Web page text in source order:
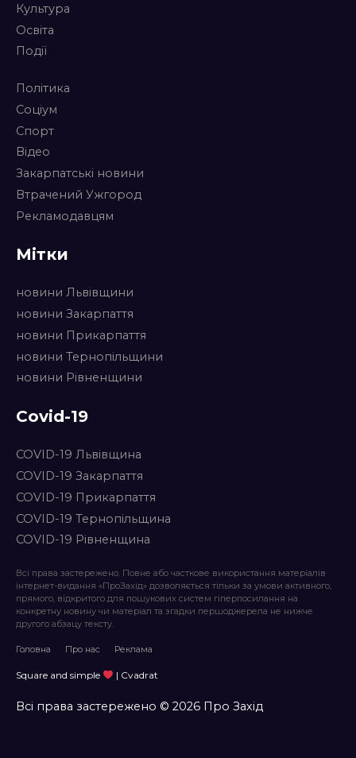
Культура
Освіта
Події
Політика
Соціум
Спорт
Відео
Закарпатські новини
Втрачений Ужгород
Рекламодавцям
Мітки
новини Львівщини
новини Закарпаття
новини Прикарпаття
новини Тернопільщини
новини Рівненщини
Covid-19
COVID-19 Львівщина
COVID-19 Закарпаття
COVID-19 Прикарпаття
COVID-19 Тернопільщина
COVID-19 Рівненщина
Всі права застережено. Повне або часткове використання матеріалів
інтернет-видання «ПроЗахід» дозволяється тільки за умови активного,
прямого, відкритого для пошукових систем гіперпосилання на
конкретну новину чи матеріал та згадки першоджерела не нижче
другого абзацу тексту.
Головна Про нас Реклама
Square and simple | Cvadrat
Всі права застережено © 2026 Про Захід